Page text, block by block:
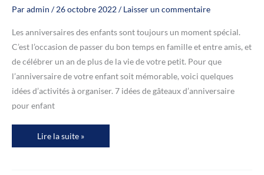
Paradmin /26 octobre 2022/Laisser un commentaire
Les anniversaires des enfants sont toujours un moment spécial.
C’est l’occasion de passer du bon temps en famille et entre amis, et
de célébrer un an de plus de la vie de votre petit. Pour que
l’anniversaire de votre enfant soit mémorable, voici quelques
idées d’activités à organiser. 7 idées de gâteaux d’anniversaire
pour enfant
Comment
organiser
Lire la suite »